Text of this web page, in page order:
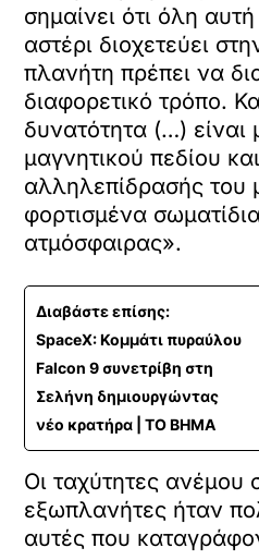
σημαίνει ότι όλη
αστέρι διοχετεύει
πλανήτη πρέπει να
διαφορετικό τρόπο.
δυνατότητα (…) είναι
μαγνητικού πεδίου
αλληλεπίδρασής του
φορτισμένα
ατμόσφαιρας».
Διαβάστε επίσης:
SpaceX: Κομμάτι πυραύλου
Falcon 9 συνετρίβη στη
Σελήνη δημιουργώντας
νέο κρατήρα | ΤΟ ΒΗΜΑ
Οι ταχύτητες ανέμου
εξωπλανήτες ήταν
αυτές που